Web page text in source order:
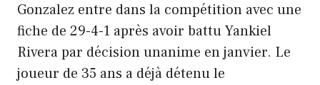
Gonzalez entre dans la compétition avec une
fiche de 29-4-1 après avoir battu Yankiel
Rivera par décision unanime en janvier. Le
joueur de 35 ans a déjà détenu le